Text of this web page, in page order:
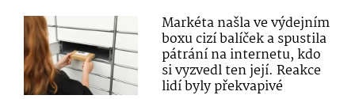
Markéta našla ve výdejním
boxu cizí balíček a spustila
pátrání na internetu, kdo
si vyzvedl ten její. Reakce
lidí byly překvapivé